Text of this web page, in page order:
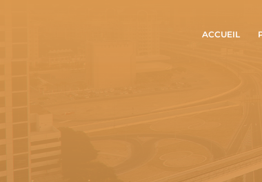
ACCUEIL